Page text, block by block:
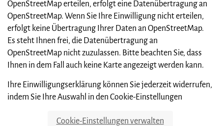
OpenStreetMap erteilen, erfolgt eine Datenübertragung an
OpenStreetMap. Wenn Sie Ihre Einwilligung nicht erteilen,
erfolgt keine Übertragung Ihrer Daten an OpenStreetMap.
Es steht Ihnen frei, die Datenübertragung an
OpenStreetMap nicht zuzulassen. Bitte beachten Sie, dass
Ihnen in dem Fall auch keine Karte angezeigt werden kann.
Ihre Einwilligungserklärung können Sie jederzeit widerrufen,
indem Sie Ihre Auswahl in den Cookie-Einstellungen
Cookie-Einstellungen verwalten